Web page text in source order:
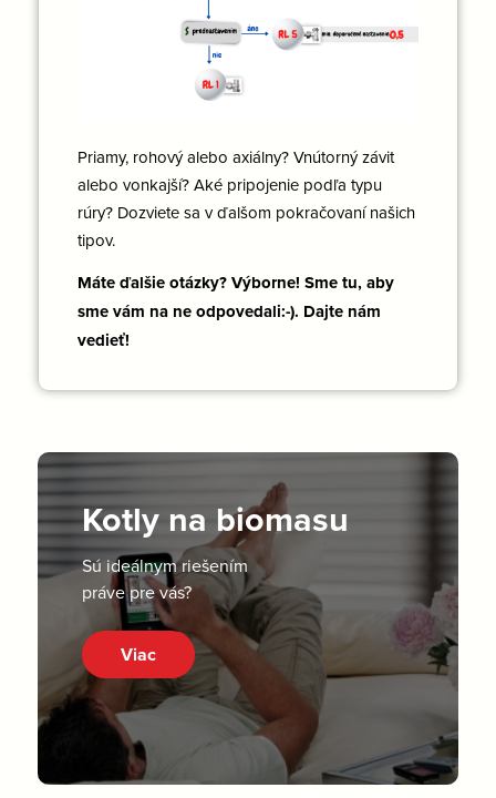
Priamy, rohový alebo axiálny? Vnútorný závit
alebo vonkajší? Aké pripojenie podľa typu
rúry? Dozviete sa v ďalšom pokračovaní našich
tipov.
Máte ďalšie otázky? Výborne! Sme tu, aby
sme vám na ne odpovedali:-). Dajte nám
vedieť!
Kotly na biomasu
Sú ideálnym riešením
práve pre vás?
Viac